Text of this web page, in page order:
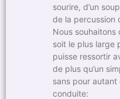
sourire, d’un
de la percussion
Nous
soit le plus large
puisse ressortir
de plus qu’un
sans pour
conduite: